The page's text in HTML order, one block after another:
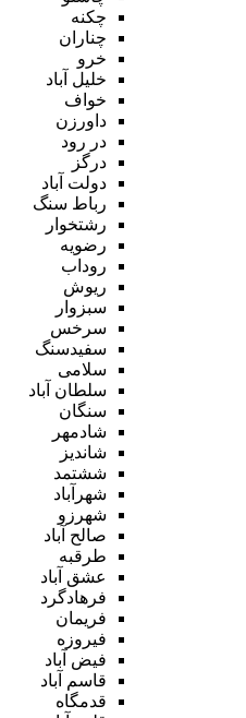
چکنه
چناران
خرو
خلیل آباد
خواف
داورزن
در رود
درگز
دولت آباد
رباط سنگ
رشتخوار
رضویه
روداب
ریوش
سبزوار
سرخس
سفیدسنگ
سلامی
سلطان آباد
سنگان
شادمهر
شاندیز
ششتمد
شهرآباد
شهرزو
صالح آباد
طرقبه
عشق آباد
فرهادگرد
فریمان
فیروزه
فیض آباد
قاسم آباد
قدمگاه